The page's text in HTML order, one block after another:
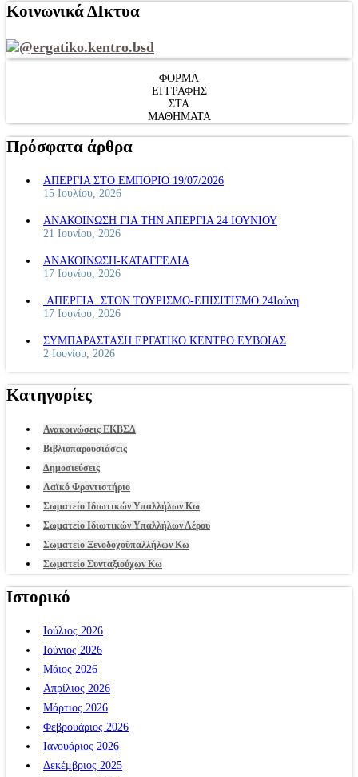
Κοινωνικά ΔΙκτυα
@ergatiko.kentro.bsd
ΦΟΡΜΑ
ΕΓΓΡΑΦΗΣ
ΣΤΑ
ΜΑΘΗΜΑΤΑ
Πρόσφατα άρθρα
ΑΠΕΡΓΙΑ ΣΤΟ ΕΜΠΟΡΙΟ 19/07/2026
15 Ιουλίου, 2026
ΑΝΑΚΟΙΝΩΣΗ ΓΙΑ ΤΗΝ ΑΠΕΡΓΙΑ 24 ΙΟΥΝΙΟΥ
21 Ιουνίου, 2026
ΑΝΑΚΟΙΝΩΣΗ-ΚΑΤΑΓΓΕΛΙΑ
17 Ιουνίου, 2026
ΑΠΕΡΓΙΑ ΣΤΟΝ ΤΟΥΡΙΣΜΟ-ΕΠΙΣΙΤΙΣΜΟ 24Ιούνη
17 Ιουνίου, 2026
ΣΥΜΠΑΡΑΣΤΑΣΗ ΕΡΓΑΤΙΚΟ ΚΕΝΤΡΟ ΕΥΒΟΙΑΣ
2 Ιουνίου, 2026
Κατηγορίες
Ανακοινώσεις ΕΚΒΣΔ
Βιβλιοπαρουσιάσεις
Δημοσιεύσεις
Λαϊκό Φροντιστήριο
Σωματείο Ιδιωτικών Υπαλλήλων Κω
Σωματείο Ιδιωτικών Υπαλλήλων Λέρου
Σωματείο Ξενοδοχοϋπαλλήλων Κω
Σωματείο Συνταξιούχων Κω
Ιστορικό
Ιούλιος 2026
Ιούνιος 2026
Μάιος 2026
Απρίλιος 2026
Μάρτιος 2026
Φεβρουάριος 2026
Ιανουάριος 2026
Δεκέμβριος 2025